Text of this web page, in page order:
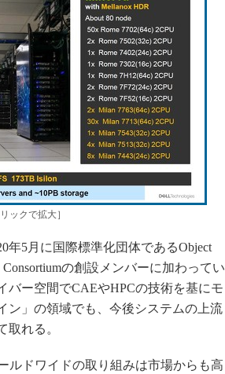
ックで拡大］
5月に国際標準化団体であるObject
の創設メンバーに加わってい
バー空間でCAEやHPCの技術を基にモ
ン」の領域でも、今後システムの上流
れる。
ドワイドの取り組みは市場からも高